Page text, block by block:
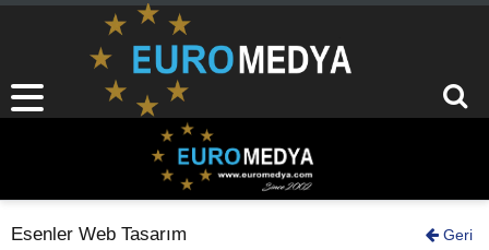
Esenler Web Tasarım Geri